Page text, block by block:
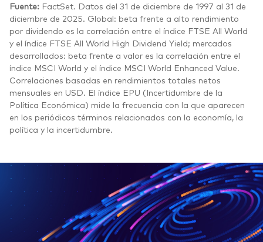
Fuente: FactSet. Datos del 31 de diciembre de 1997 al 31 de
diciembre de 2025. Global: beta frente a alto rendimiento
por dividendo es la correlación entre el índice FTSE All World
y el índice FTSE All World High Dividend Yield; mercados
desarrollados: beta frente a valor es la correlación entre el
índice MSCI World y el índice MSCI World Enhanced Value.
Correlaciones basadas en rendimientos totales netos
mensuales en USD. El índice EPU (Incertidumbre de la
Política Económica) mide la frecuencia con la que aparecen
en los periódicos términos relacionados con la economía, la
política y la incertidumbre.